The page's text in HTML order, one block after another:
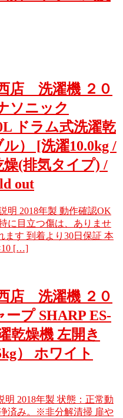
店 洗濯機 ２０
ソニック
ドラム式洗濯乾
） [洗濯10.0kg /
燥(排気タイプ) /
out
2018年製 動作確認OK
に目立つ傷は、ありませ
ます 到着より30日保証 本
[…]
店 洗濯機 ２０
プ SHARP ES-
乾燥機 左開き
） ホワイト
2018年製 状態：正常動
済み。※非分解清掃 扉や